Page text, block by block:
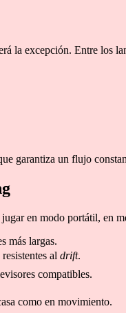
la excepción. Entre los
garantiza un flujo
en modo portátil, en
más largas.
al drift.
compatibles.
como en movimiento.